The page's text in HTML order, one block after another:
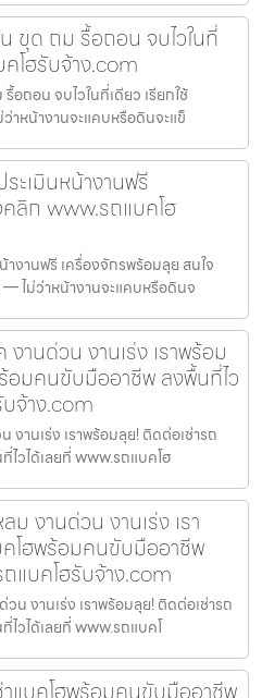
ขุด ถม รื้อถอน จบไวในที่
โฮรับจ้าง.com
ถอน จบไวในที่เดียว เรียกใช้
าหน้างานจะแคบหรือดินจะแข็
ะเมินหน้างานฟรี
ลิก www.รถแบคโฮ
างานฟรี เครื่องจักรพร้อมลุย สนใจ
ไม่ว่าหน้างานจะแคบหรือดินจ
านด่วน งานเร่ง เราพร้อม
อมคนขับมืออาชีพ ลงพื้นที่ไว
จ้าง.com
งานเร่ง เราพร้อมลุย! ติดต่อเช่ารถ
วได้เลยที่ www.รถแบคโฮ
งานด่วน งานเร่ง เรา
โฮพร้อมคนขับมืออาชีพ
แบคโฮรับจ้าง.com
งานเร่ง เราพร้อมลุย! ติดต่อเช่ารถ
วได้เลยที่ www.รถแบคโ